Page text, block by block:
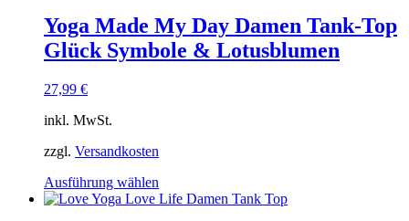
Optionen
können
auf
Yoga Made My Day Damen Tank-Top
Glück Symbole & Lotusblumen
27,99 €
inkl. MwSt.
zzgl. Versandkosten
Ausführung wählen
Produkt